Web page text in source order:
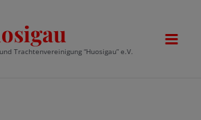
Trachtenvereinigung “Huosigau” e.V.